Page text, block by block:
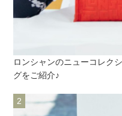
ロンシャンのニューコレク
グをご紹介♪